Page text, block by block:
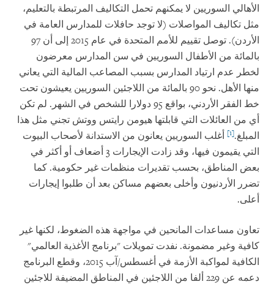
الأهالي السوريين لا يمكنهم تحمل التكاليف المرتبطة بالتعليم،
مثل تكاليف المواصلات (لا توجد حافلات للمدارس العامة في
الأردن). توصل تقييم للأمم المتحدة في عام 2015 إلى أن 97
بالمائة من الأطفال السوريين في سن المدارس معرضون
لخطر عدم ارتياد المدارس بسبب المصاعب المالية التي يعاني
منها الأهل. نحو 90 بالمائة من اللاجئين السوريين يعيشون تحت
خط الفقر الأردني، بواقع 95 دولارا للشخص في الشهر. لم تكن
أي من العائلات التي قابلتها هيومن رايتس ووتش تجني مثل هذا
المبلغ.[1] أغلب السوريين يعانون من الاستدانة لأصحاب البيوت
التي يقيمون فيها، وقد زادت الإيجارات 3 أضعاف أو أكثر في
بعض المناطق، بحسب تقديرات منظمات غير حكومية. كما
تضرر الأردنيون وأخلى بعضهم مساكن بعد أن طلبوا إيجارات
أعلى.
تعاون مساعدات المانحين في مواجهة هذه الضغوط، لكنها غير
كافية وغير مضمونة. نفدت تمويلات "برنامج الأغذية العالمي"
الكافية لمواكبة الأزمة في أغسطس/آب 2015، وقطع البرنامج
دعمه عن 229 ألفا من اللاجئين في المناطق المضيفة للاجئين